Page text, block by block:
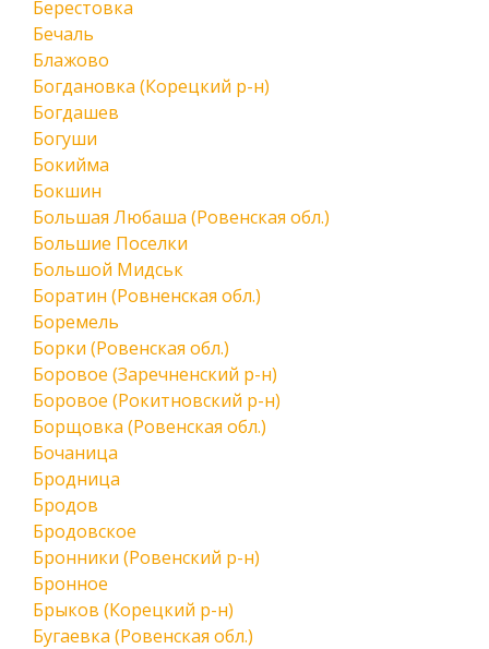
Берестовка
Бечаль
Блажово
Богдановка (Корецкий р-н)
Богдашев
Богуши
Бокийма
Бокшин
Большая Любаша (Ровенская обл.)
Большие Поселки
Большой Мидськ
Боратин (Ровненская обл.)
Боремель
Борки (Ровенская обл.)
Боровое (Заречненский р-н)
Боровое (Рокитновский р-н)
Борщовка (Ровенская обл.)
Бочаница
Бродница
Бродов
Бродовское
Бронники (Ровенский р-н)
Бронное
Брыков (Корецкий р-н)
Бугаевка (Ровенская обл.)